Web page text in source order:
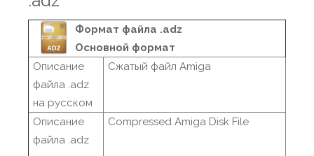
Формат файла .adz
Основной формат
Описание
файла .adz
на русском
Сжатый файл Amiga
Описание
файла .adz
Compressed Amiga Disk File